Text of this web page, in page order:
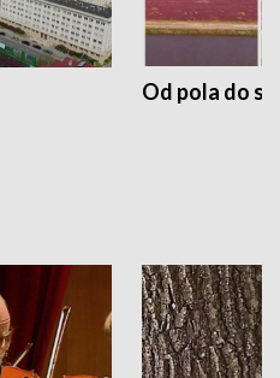
Od pola do